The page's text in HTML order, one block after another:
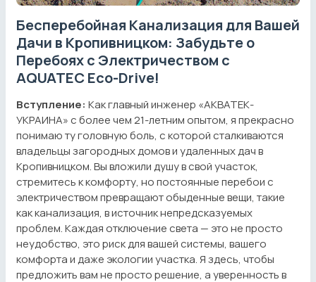
Бесперебойная Канализация для Вашей
Дачи в Кропивницком: Забудьте о
Перебоях с Электричеством с
AQUATEC Eco-Drive!
Вступление: Как главный инженер «АКВАТЕК-
УКРАИНА» с более чем 21-летним опытом, я прекрасно
понимаю ту головную боль, с которой сталкиваются
владельцы загородных домов и удаленных дач в
Кропивницком. Вы вложили душу в свой участок,
стремитесь к комфорту, но постоянные перебои с
электричеством превращают обыденные вещи, такие
как канализация, в источник непредсказуемых
проблем. Каждая отключение света — это не просто
неудобство, это риск для вашей системы, вашего
комфорта и даже экологии участка. Я здесь, чтобы
предложить вам не просто решение, а уверенность в